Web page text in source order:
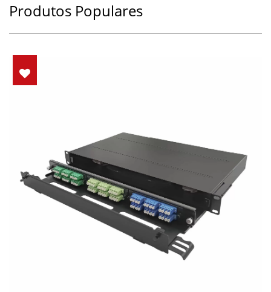
Produtos Populares